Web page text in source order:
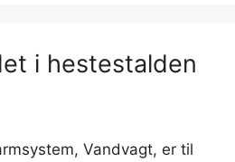
i hestestalden
Vandvagt, er til